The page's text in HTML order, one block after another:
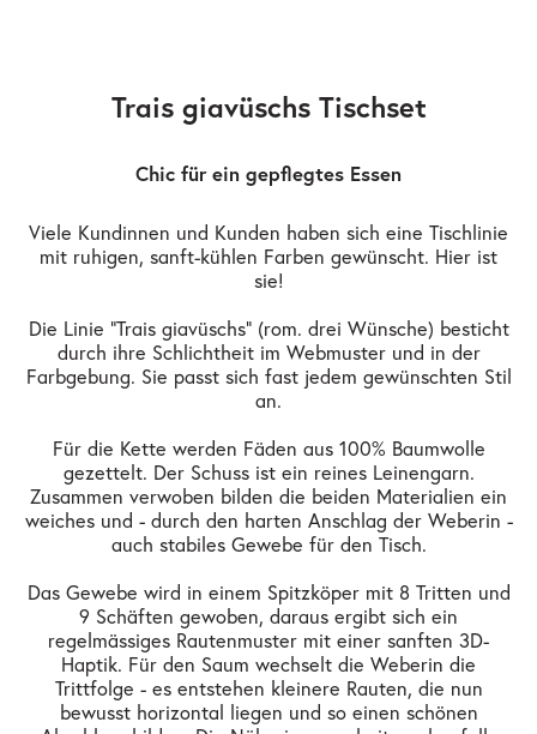
Trais giavüschs Tischset
Chic für ein gepflegtes Essen
Viele Kundinnen und Kunden haben sich eine Tischlinie
mit ruhigen, sanft-kühlen Farben gewünscht. Hier ist
sie!
Die Linie "Trais giavüschs" (rom. drei Wünsche) besticht
durch ihre Schlichtheit im Webmuster und in der
Farbgebung. Sie passt sich fast jedem gewünschten Stil
an.
Für die Kette werden Fäden aus 100% Baumwolle
gezettelt. Der Schuss ist ein reines Leinengarn.
Zusammen verwoben bilden die beiden Materialien ein
weiches und - durch den harten Anschlag der Weberin -
auch stabiles Gewebe für den Tisch.
Das Gewebe wird in einem Spitzköper mit 8 Tritten und
9 Schäften gewoben, daraus ergibt sich ein
regelmässiges Rautenmuster mit einer sanften 3D-
Haptik. Für den Saum wechselt die Weberin die
Trittfolge - es entstehen kleinere Rauten, die nun
bewusst horizontal liegen und so einen schönen